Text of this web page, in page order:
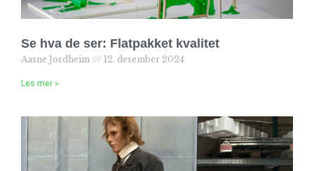
Se hva de ser: Flatpakket kvalitet
Aasne Jordheim 12. desember 2024
Les mer »